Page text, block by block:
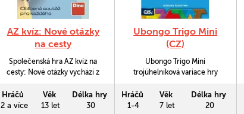
AZ kvíz: Nové otázky
na cesty
Společenská hra AZ kvíz na
cesty: Nové otázky vychází z
soutěže. Svoji oblíbenou hru
si teď můžete zahrát kdekoliv
Hráčů
2 a více
Věk
13 let
Délka hry
30
Ubongo Trigo Mini
(CZ)
Ubongo Trigo Mini
trojúhelníková variace hry
správné trojúhelníkové dílky,
a co nejrychleji jimi zaplnit
Hráčů
1-4
Věk
7 let
Délka hry
20